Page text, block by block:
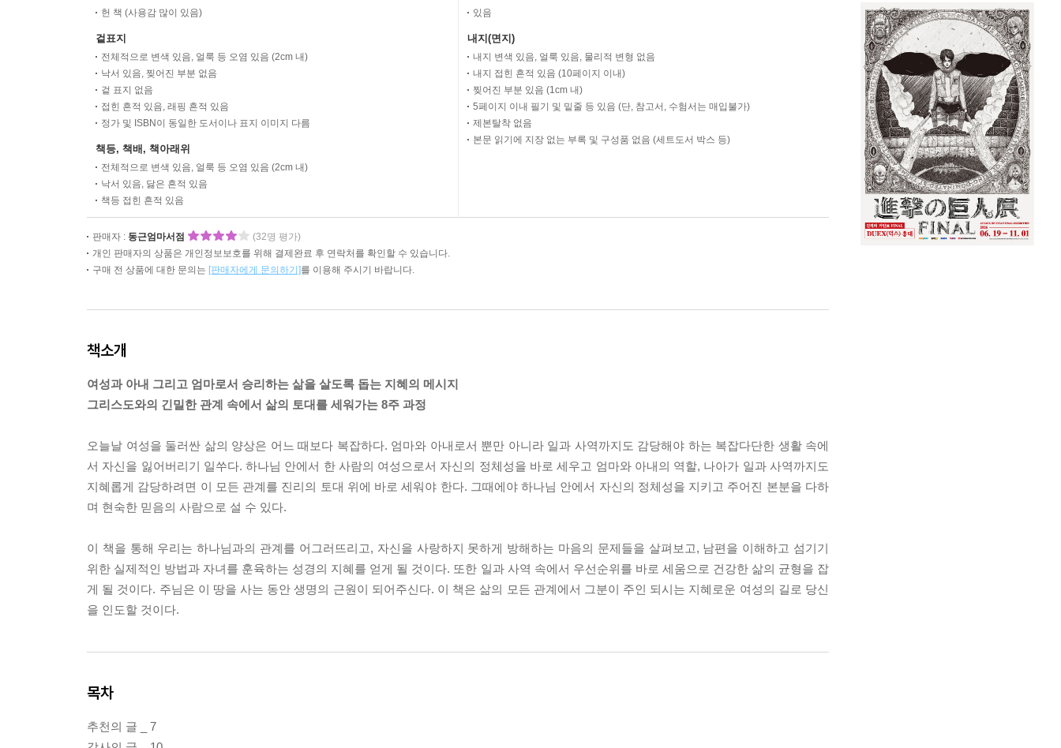
헌 책 (사용감 많이 있음)
겉표지
전체적으로 변색 있음, 얼룩 등 오염 있음 (2cm 내)
낙서 있음, 찢어진 부분 없음
겉 표지 없음
접힌 흔적 있음, 래핑 흔적 있음
정가 및 ISBN이 동일한 도서이나 표지 이미지 다름
책등, 책배, 책아래위
전체적으로 변색 있음, 얼룩 등 오염 있음 (2cm 내)
낙서 있음, 닳은 흔적 있음
책등 접힌 흔적 있음
있음
내지(면지)
내지 변색 있음, 얼룩 있음, 물리적 변형 없음
내지 접힌 흔적 있음 (10페이지 이내)
찢어진 부분 있음 (1cm 내)
5페이지 이내 필기 및 밑줄 등 있음 (단, 참고서, 수험서는 매입불가)
제본탈착 없음
본문 읽기에 지장 없는 부록 및 구성품 없음 (세트도서 박스 등)
판매자 : 동근엄마서점
(32명 평가)
개인 판매자의 상품은 개인정보보호를 위해 결제완료 후 연락처를 확인할 수 있습니다.
구매 전 상품에 대한 문의는 [판매자에게 문의하기]를 이용해 주시기 바랍니다.
책소개
여성과 아내 그리고 엄마로서 승리하는 삶을 살도록 돕는 지혜의 메시지
그리스도와의 긴밀한 관계 속에서 삶의 토대를 세워가는 8주 과정
오늘날 여성을 둘러싼 삶의 양상은 어느 때보다 복잡하다. 엄마와 아내로서 뿐만 아니라 일과 사역까지도 감당해야 하는 복잡다단한 생활 속에
서 자신을 잃어버리기 일쑤다. 하나님 안에서 한 사람의 여성으로서 자신의 정체성을 바로 세우고 엄마와 아내의 역할, 나아가 일과 사역까지도
지혜롭게 감당하려면 이 모든 관계를 진리의 토대 위에 바로 세워야 한다. 그때에야 하나님 안에서 자신의 정체성을 지키고 주어진 본분을 다하
며 현숙한 믿음의 사람으로 설 수 있다.
이 책을 통해 우리는 하나님과의 관계를 어그러뜨리고, 자신을 사랑하지 못하게 방해하는 마음의 문제들을 살펴보고, 남편을 이해하고 섬기기
위한 실제적인 방법과 자녀를 훈육하는 성경의 지혜를 얻게 될 것이다. 또한 일과 사역 속에서 우선순위를 바로 세움으로 건강한 삶의 균형을 잡
게 될 것이다. 주님은 이 땅을 사는 동안 생명의 근원이 되어주신다. 이 책은 삶의 모든 관계에서 그분이 주인 되시는 지혜로운 여성의 길로 당신
을 인도할 것이다.
목차
추천의 글 _ 7